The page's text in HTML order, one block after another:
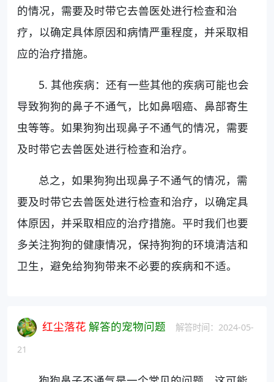
的情况，需要及时带它去兽医处进行检查和治
疗，以确定具体原因和病情严重程度，并采取相
应的治疗措施。
5. 其他疾病：还有一些其他的疾病可能也会
导致狗狗的鼻子不通气，比如鼻咽癌、鼻部寄生
虫等等。如果狗狗出现鼻子不通气的情况，需要
及时带它去兽医处进行检查和治疗。
总之，如果狗狗出现鼻子不通气的情况，需
要及时带它去兽医处进行检查和治疗，以确定具
体原因，并采取相应的治疗措施。平时我们也要
多关注狗狗的健康情况，保持狗狗的环境清洁和
卫生，避免给狗狗带来不必要的疾病和不适。
红尘落花 解答的宠物问题
解答时间：2024-05-
21